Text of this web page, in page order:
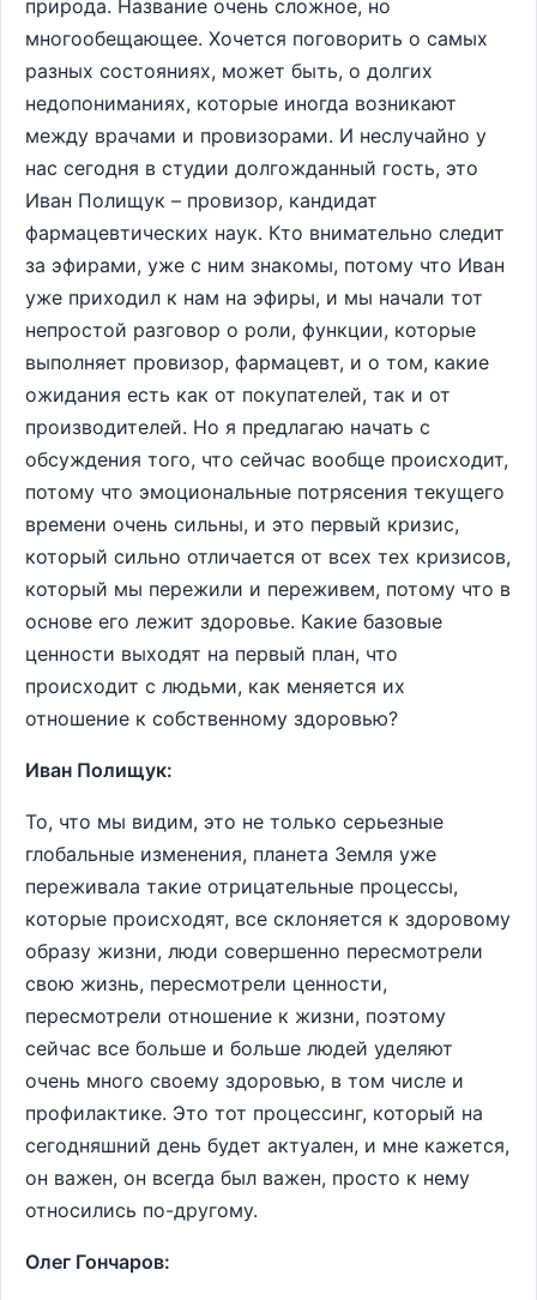
природа. Название очень сложное, но
многообещающее. Хочется поговорить о самых
разных состояниях, может быть, о долгих
недопониманиях, которые иногда возникают
между врачами и провизорами. И неслучайно у
нас сегодня в студии долгожданный гость, это
Иван Полищук – провизор, кандидат
фармацевтических наук. Кто внимательно следит
за эфирами, уже с ним знакомы, потому что Иван
уже приходил к нам на эфиры, и мы начали тот
непростой разговор о роли, функции, которые
выполняет провизор, фармацевт, и о том, какие
ожидания есть как от покупателей, так и от
производителей. Но я предлагаю начать с
обсуждения того, что сейчас вообще происходит,
потому что эмоциональные потрясения текущего
времени очень сильны, и это первый кризис,
который сильно отличается от всех тех кризисов,
который мы пережили и переживем, потому что в
основе его лежит здоровье. Какие базовые
ценности выходят на первый план, что
происходит с людьми, как меняется их
отношение к собственному здоровью?
Иван Полищук:
То, что мы видим, это не только серьезные
глобальные изменения, планета Земля уже
переживала такие отрицательные процессы,
которые происходят, все склоняется к здоровому
образу жизни, люди совершенно пересмотрели
свою жизнь, пересмотрели ценности,
пересмотрели отношение к жизни, поэтому
сейчас все больше и больше людей уделяют
очень много своему здоровью, в том числе и
профилактике. Это тот процессинг, который на
сегодняшний день будет актуален, и мне кажется,
он важен, он всегда был важен, просто к нему
относились по-другому.
Олег Гончаров: